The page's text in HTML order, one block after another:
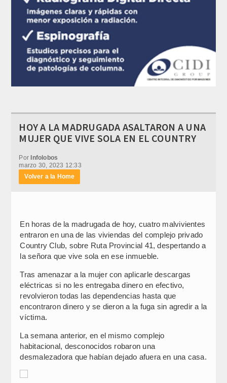
HOY A LA MADRUGADA ASALTARON A UNA
MUJER QUE VIVE SOLA EN EL COUNTRY
PorInfolobos
marzo 30, 2023 12:33
Volver a la Home
En horas de la madrugada de hoy, cuatro malvivientes
entraron en una de las viviendas del complejo privado
Country Club, sobre Ruta Provincial 41, despertando a
la señora que vive sola en ese inmueble.
Tras amenazar a la mujer con aplicarle descargas
eléctricas si no les entregaba dinero en efectivo,
revolvieron todas las dependencias hasta que
encontraron dinero y se dieron a la fuga sin agredir a la
víctima.
La semana anterior, en el mismo complejo
habitacional, desconocidos robaron una
desmalezadora que habían dejado afuera en una casa.